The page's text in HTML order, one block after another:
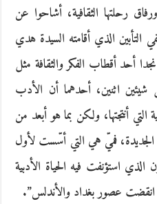
رحلتها الثقافية، أشاحوا عن
التأبين الذي أقامته السيدة هدي
أحد أقطاب الفكر والثقافة مثل
اثنين، أحدهما أن الأدب
التي أنتجتها، ولكن بما هو أبعد من
الجديدة، فميّ‮ ‬هي التي أسّست لأول
الذي استؤنفت فيه الحياة الأدبية
انقضت عصور بغداد والأندلس‮”.‬